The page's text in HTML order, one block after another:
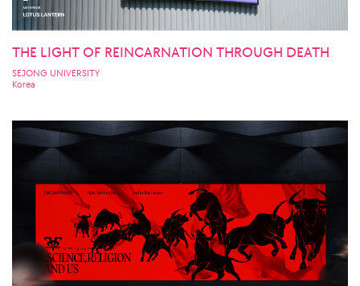
THE LIGHT OF REINCARNATION THROUGH DEATH
SEJONG UNIVERSITY
Korea